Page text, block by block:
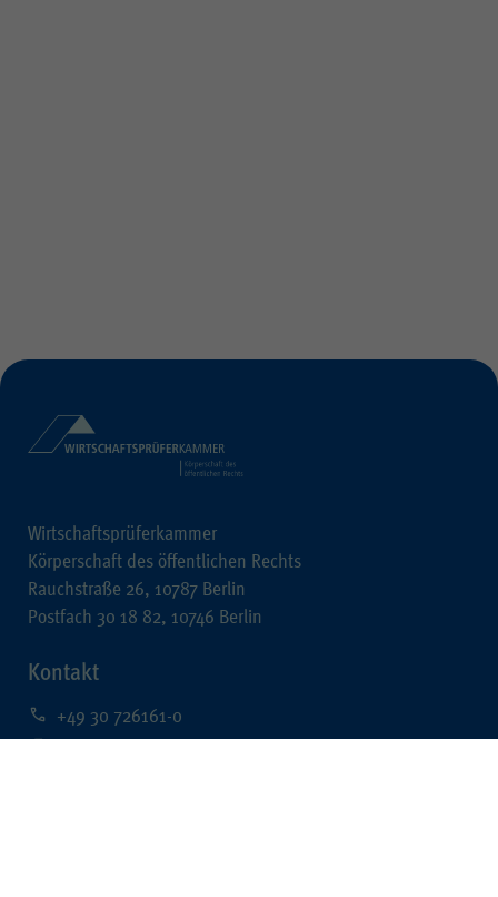
Wirtschaftsprüferkammer
Körperschaft des öffentlichen Rechts
Rauchstraße 26, 10787 Berlin
Postfach 30 18 82, 10746 Berlin
Kontakt
+49 30 726161-0
+49 30 726161-212